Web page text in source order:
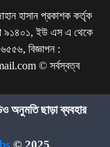
হাসান প্রকাশক কর্তৃক
৯১৪০১, ইউ এস এ থেকে
বিজ্ঞাপন :
© সর্বস্বত্ব
অনুমতি ছাড়া ব্যবহার